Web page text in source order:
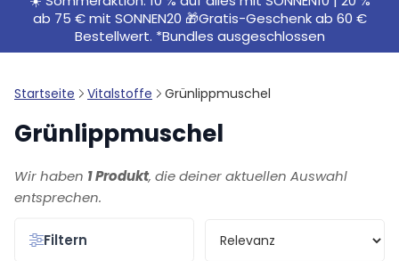
ab 75 € mit SONNEN20 🎁Gratis-Geschenk ab 60 €
Bestellwert. *Bundles ausgeschlossen
Startseite Vitalstoffe Grünlippmuschel
Grünlippmuschel
Wir haben 1 Produkt, die deiner aktuellen Auswahl
entsprechen.
Filtern